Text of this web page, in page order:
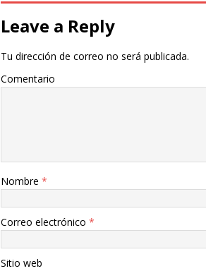
Leave a Reply
Tu dirección de correo no será publicada.
Comentario
Nombre *
Correo electrónico *
Sitio web